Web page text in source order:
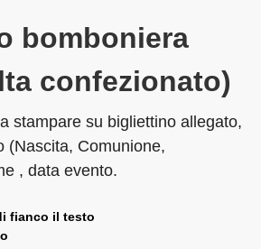
bomboniera
confezionato)
stampare su bigliettino allegato,
(Nascita, Comunione,
, data evento.
fianco il testo